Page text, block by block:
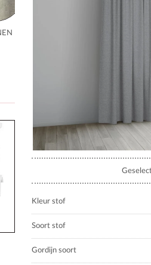
Kleur stof
Soort stof
Gordijn soort